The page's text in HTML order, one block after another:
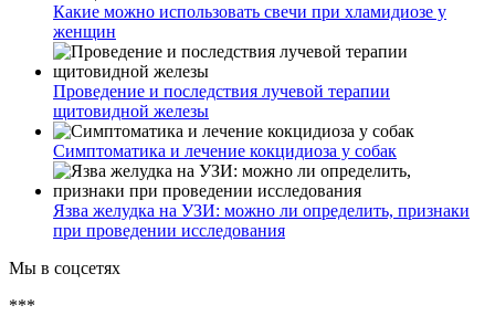
Какие можно использовать свечи при хламидиозе у
женщин
Проведение и последствия лучевой терапии
щитовидной железы
Симптоматика и лечение кокцидиоза у собак
Язва желудка на УЗИ: можно ли определить, признаки
при проведении исследования
Мы в соцсетях
***